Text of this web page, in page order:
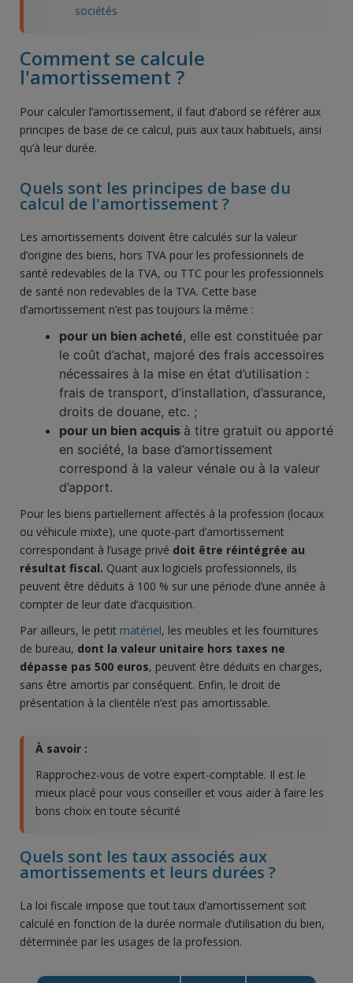
sociétés
Comment se calcule
l'amortissement ?
Pour calculer l’amortissement, il faut d’abord se référer aux
principes de base de ce calcul, puis aux taux habituels, ainsi
qu’à leur durée.
Quels sont les principes de base du
calcul de l'amortissement ?
Les amortissements doivent être calculés sur la valeur
d’origine des biens, hors TVA pour les professionnels de
santé redevables de la TVA, ou TTC pour les professionnels
de santé non redevables de la TVA. Cette base
d’amortissement n’est pas toujours la même :
pour un bien acheté, elle est constituée par
le coût d’achat, majoré des frais accessoires
nécessaires à la mise en état d’utilisation :
frais de transport, d’installation, d’assurance,
droits de douane, etc. ;
pour un bien acquis à titre gratuit ou apporté
en société, la base d’amortissement
correspond à la valeur vénale ou à la valeur
d’apport.
Pour les biens partiellement affectés à la profession (locaux
ou véhicule mixte), une quote-part d’amortissement
correspondant à l’usage privé doit être réintégrée au
résultat fiscal. Quant aux logiciels professionnels, ils
peuvent être déduits à 100 % sur une période d’une année à
compter de leur date d’acquisition.
Par ailleurs, le petit matériel, les meubles et les fournitures
de bureau, dont la valeur unitaire hors taxes ne
dépasse pas 500 euros, peuvent être déduits en charges,
sans être amortis par conséquent. Enfin, le droit de
présentation à la clientèle n’est pas amortissable.
À savoir :
Rapprochez-vous de votre expert-comptable. Il est le
mieux placé pour vous conseiller et vous aider à faire les
bons choix en toute sécurité
Quels sont les taux associés aux
amortissements et leurs durées ?
La loi fiscale impose que tout taux d’amortissement soit
calculé en fonction de la durée normale d’utilisation du bien,
déterminée par les usages de la profession.